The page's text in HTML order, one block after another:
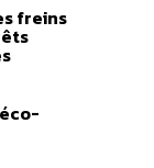
freins